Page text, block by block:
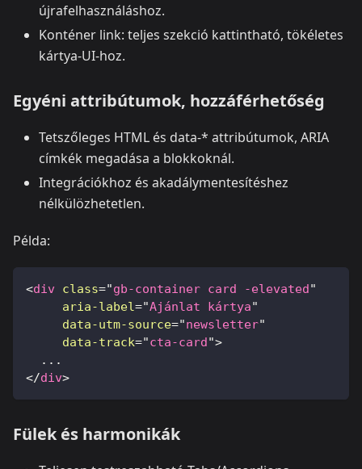
újrafelhasználáshoz.
Konténer link: teljes szekció kattintható, tökéletes
kártya‑UI‑hoz.
Egyéni attribútumok, hozzáférhetőség
Tetszőleges HTML és data-* attribútumok, ARIA
címkék megadása a blokkoknál.
Integrációkhoz és akadálymentesítéshez
nélkülözhetetlen.
Példa:
<div class="gb-container card -elevated"
aria-label="Ajánlat kártya"
data-utm-source="newsletter"
data-track="cta-card">
  ...
</div>
Fülek és harmonikák